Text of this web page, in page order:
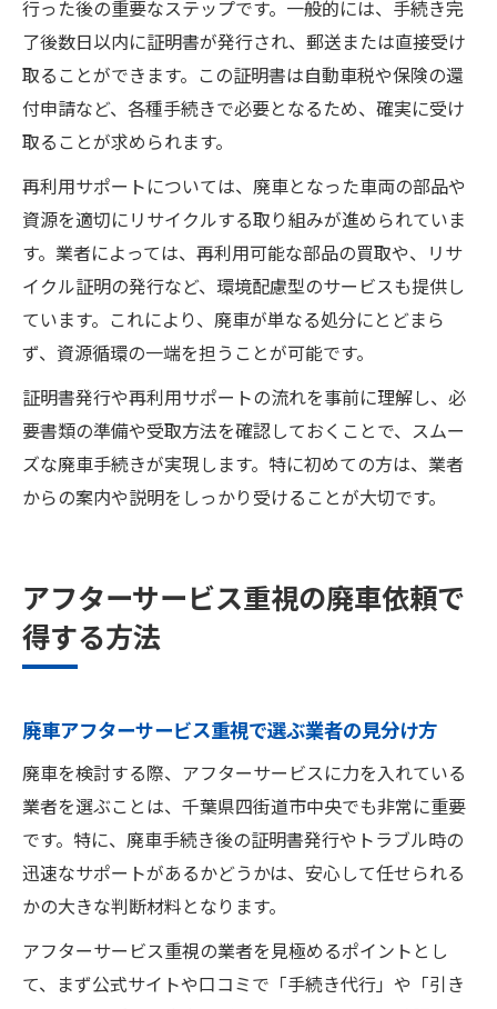
行った後の重要なステップです。一般的には、手続き完
了後数日以内に証明書が発行され、郵送または直接受け
取ることができます。この証明書は自動車税や保険の還
付申請など、各種手続きで必要となるため、確実に受け
取ることが求められます。
再利用サポートについては、廃車となった車両の部品や
資源を適切にリサイクルする取り組みが進められていま
す。業者によっては、再利用可能な部品の買取や、リサ
イクル証明の発行など、環境配慮型のサービスも提供し
ています。これにより、廃車が単なる処分にとどまら
ず、資源循環の一端を担うことが可能です。
証明書発行や再利用サポートの流れを事前に理解し、必
要書類の準備や受取方法を確認しておくことで、スムー
ズな廃車手続きが実現します。特に初めての方は、業者
からの案内や説明をしっかり受けることが大切です。
アフターサービス重視の廃車依頼で
得する方法
廃車アフターサービス重視で選ぶ業者の見分け方
廃車を検討する際、アフターサービスに力を入れている
業者を選ぶことは、千葉県四街道市中央でも非常に重要
です。特に、廃車手続き後の証明書発行やトラブル時の
迅速なサポートがあるかどうかは、安心して任せられる
かの大きな判断材料となります。
アフターサービス重視の業者を見極めるポイントとし
て、まず公式サイトや口コミで「手続き代行」や「引き